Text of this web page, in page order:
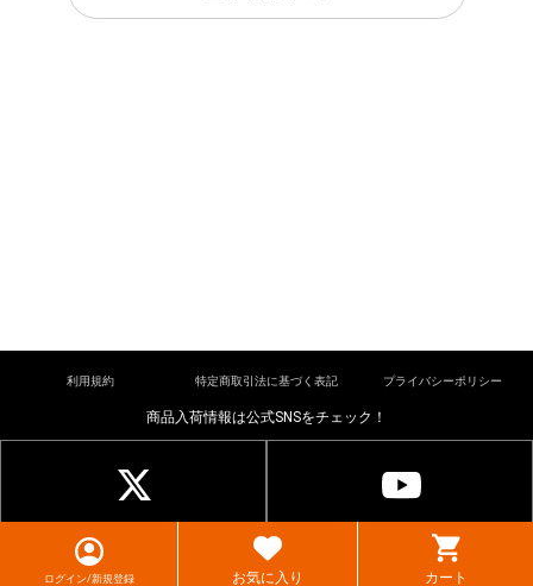
ログイン/新規登録 お気に入り カート
利用規約 特定商取引法に基づく表記 プライバシーポリシー
© cardkingdom. All rights reserved.
商品入荷情報は公式SNSをチェック！